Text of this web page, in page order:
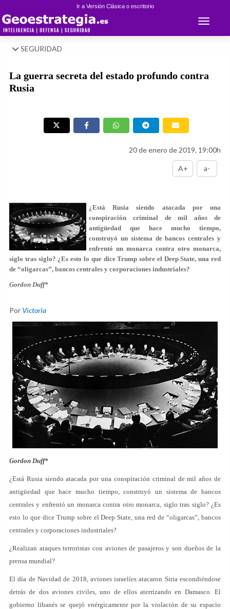
Ir a Versión Clásica o escritorio
Toggle
SEGURIDAD
La guerra secreta del estado profundo contra
Rusia
20 de enero de 2019, 19:00h
A+ a-
¿Está Rusia siendo atacada por una
conspiración criminal de mil años de
antigüedad que hace mucho tiempo,
construyó un sistema de bancos centrales y
enfrentó un monarca contra otro monarca,
siglo tras siglo? ¿Es esto lo que dice Trump sobre el Deep State, una red
de “oligarcas”, bancos centrales y corporaciones industriales?
Gordon Duff*
Por Victoria
Gordon Duff*
¿Está Rusia siendo atacada por una conspiración criminal de mil años de
antigüedad que hace mucho tiempo, construyó un sistema de bancos
centrales y enfrentó un monarca contra otro monarca, siglo tras siglo? ¿Es
esto lo que dice Trump sobre el Deep State, una red de “oligarcas”, bancos
centrales y corporaciones industriales?
¿Realizan ataques terroristas con aviones de pasajeros y son dueños de la
prensa mundial?
El día de Navidad de 2018, aviones israelíes atacaron Siria escondiéndose
detrás de dos aviones civiles, uno de ellos aterrizando en Damasco. El
gobierno libanés se quejó enérgicamente por la violación de su espacio